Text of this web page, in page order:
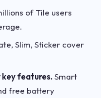
of Tile users
Slim, Sticker cover
features.Smart
free battery